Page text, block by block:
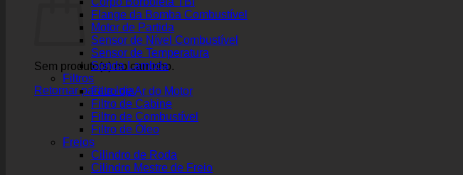
Sem produto(s) no carrinho.
Retornar para a loja
Flange da Bomba Combustível
Motor de Partida
Sensor de Nível Combustível
Sensor de Temperatura
Sonda Lambda
Filtros
Filtro de Ar do Motor
Filtro de Cabine
Filtro de Combustível
Filtro de Óleo
Freios
Cilindro de Roda
Cilindro Mestre de Freio